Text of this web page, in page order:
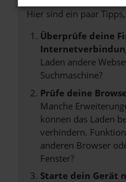
Hier sind ein paar
Überprüfe deine
Laden andere
Suchmaschine?
Prüfe deine
Manche
können das Laden
verhindern.
anderen Browser
Fenster?
Starte dein Gerät